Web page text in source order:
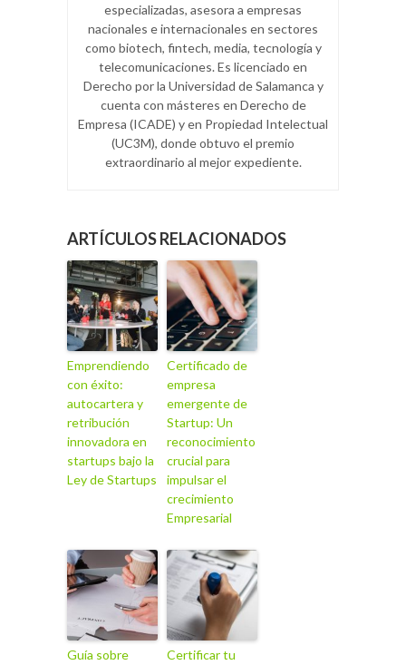
especializadas, asesora a empresas
nacionales e internacionales en sectores
como biotech, fintech, media, tecnología y
telecomunicaciones. Es licenciado en
Derecho por la Universidad de Salamanca y
cuenta con másteres en Derecho de
Empresa (ICADE) y en Propiedad Intelectual
(UC3M), donde obtuvo el premio
extraordinario al mejor expediente.
ARTÍCULOS RELACIONADOS
Emprendiendo
con éxito:
autocartera y
retribución
innovadora en
startups bajo la
Ley de Startups
Certificado de
empresa
emergente de
Startup: Un
reconocimiento
crucial para
impulsar el
crecimiento
Empresarial
Guía sobre Certificar tu